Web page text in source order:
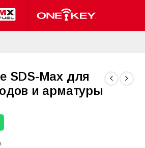
SDS-Max для
и арматуры